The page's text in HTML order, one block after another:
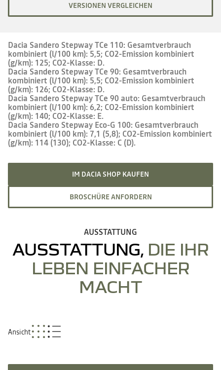
VERSIONEN VERGLEICHEN
Dacia Sandero Stepway TCe 110: Gesamtverbrauch
kombiniert (l/100 km): 5,5; CO2-Emission kombiniert
(g/km): 125; CO2-Klasse: D.
Dacia Sandero Stepway TCe 90: Gesamtverbrauch
kombiniert (l/100 km): 5,5; CO2-Emission kombiniert
(g/km): 126; CO2-Klasse: D.
Dacia Sandero Stepway TCe 90 auto: Gesamtverbrauch
kombiniert (l/100 km): 6,2; CO2-Emission kombiniert
(g/km): 140; CO2-Klasse: E.
Dacia Sandero Stepway Eco-G 100: Gesamtverbrauch
kombiniert (l/100 km): 7,1 (5,8); CO2-Emission kombiniert
(g/km): 114 (130); CO2-Klasse: C (D).
IM DACIA SHOP KAUFEN
BROSCHÜRE ANFORDERN
AUSSTATTUNG
AUSSTATTUNG, DIE IHR
LEBEN EINFACHER
MACHT
Ansicht